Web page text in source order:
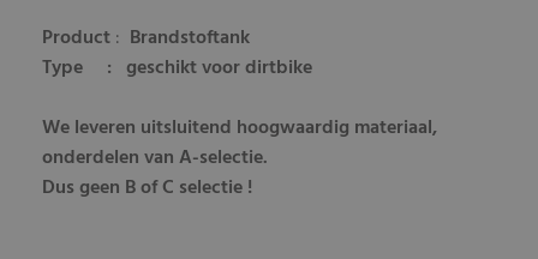
Product: Brandstoftank
Type : geschikt voor dirtbike
We leveren uitsluitend hoogwaardig materiaal,
onderdelen van A-selectie.
Dus geen B of C selectie !